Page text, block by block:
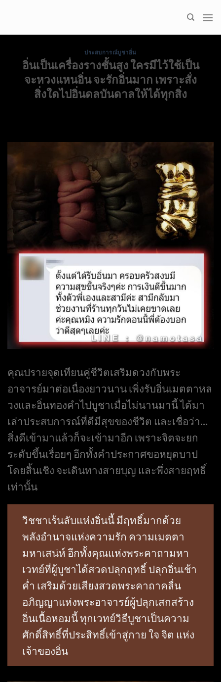
ประสบการณ์บูชาอิ่น
อิ่นเป็นเครื่องรางชั้นสูง ใครมีไว้ใช้เป็น
จะหวงแหนอิ่น จะรักอิ่นมาก เพราะสั่ง
สิ่งใดไปอิ่นดลบันดาลให้ได้ทุกสิ่ง
คุณปรายจุดเทียนคู่ชีวิตเสริมดวงกับพระ
อาจารย์มาต่อเนื่องยาวนาน เพิ่งรับอิ่นเมตตาหล
วงและอิ่นทองคำไปบูชาเมื่อไม่นานมานี้ ได้มา
เล่าประสบการณ์ที่ดีมีสุขของชีวิต และเชื่อว่า…
สิ่งดีเข้ามาแล้วก็จะเข้ามาอีก เพราะจิตจะยก
ระดับขึ้นเรื่อยๆ อีกทั้งคำประกาศขอหยุดบาป
โดยสิ้นเชิง จะเดินทางสายบุญ และพึ่งสายฤทธิ์
เท่านั้น
วิชชาเร้นลับแห่งอิ่นนี้ มีฤทธิ์มากด้วย
พลังอำนาจแห่งความรัก ความเมตตา
มหาเสน่ห์ อีกทั้งคุณแห่งพระคาถามหา
เวทย์ที่ผู้บูชาได้สวดปลุกฤทธิ์ ปลุกอิ่นเช้า
ค่ำ เสริมด้วยเสียงสวดพระคาถาคลื่น
อภิญญาแห่งพระอาจารย์ผู้ปลุกเสกสร้าง
อิ่นเนื้อหอมนี้ ทุกเวทย์วิธีบูชาเป็นความ
ศักดิ์สิทธิ์ที่ประสิทธิ์เข้าสู่กาย ใจ จิต แห่ง
เจ้าของอิ่น